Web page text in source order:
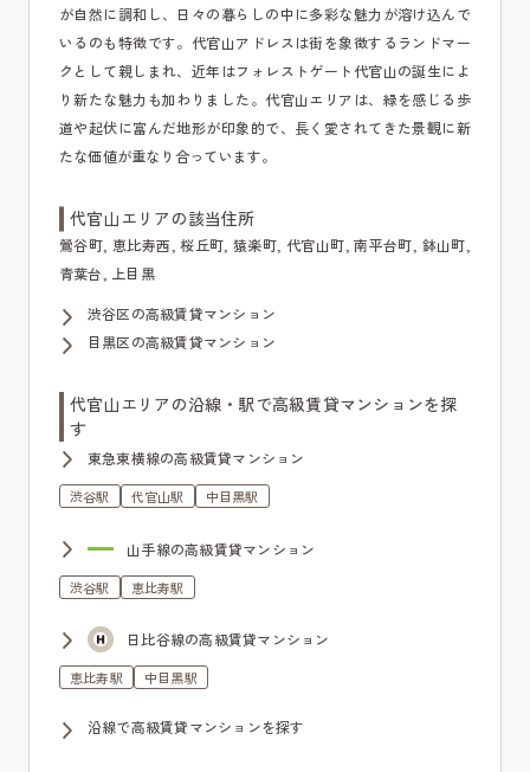
が自然に調和し、日々の暮らしの中に多彩な魅力が溶け込んで
いるのも特徴です。代官山アドレスは街を象徴するランドマー
クとして親しまれ、近年はフォレストゲート代官山の誕生によ
り新たな魅力も加わりました。代官山エリアは、緑を感じる歩
道や起伏に富んだ地形が印象的で、長く愛されてきた景観に新
たな価値が重なり合っています。
代官山エリアの該当住所
鶯谷町, 恵比寿西, 桜丘町, 猿楽町, 代官山町, 南平台町, 鉢山町,
青葉台, 上目黒
渋谷区の高級賃貸マンション
目黒区の高級賃貸マンション
代官山エリアの沿線・駅で高級賃貸マンションを探
す
東急東横線の高級賃貸マンション
渋谷駅 代官山駅 中目黒駅
山手線の高級賃貸マンション
渋谷駅 恵比寿駅
日比谷線の高級賃貸マンション
恵比寿駅 中目黒駅
沿線で高級賃貸マンションを探す